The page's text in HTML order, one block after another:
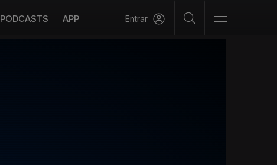
PODCASTS APP Entrar